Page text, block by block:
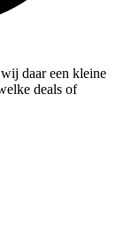
daar een kleine
deals of